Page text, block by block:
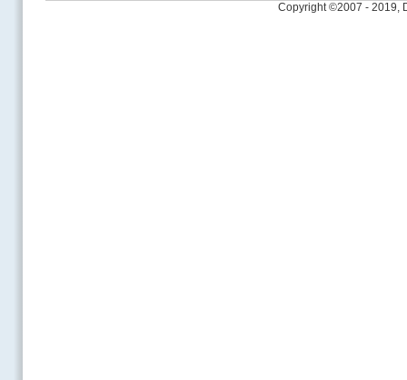
Copyright ©2007 - 2019,